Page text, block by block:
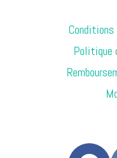
Conditions
Politique